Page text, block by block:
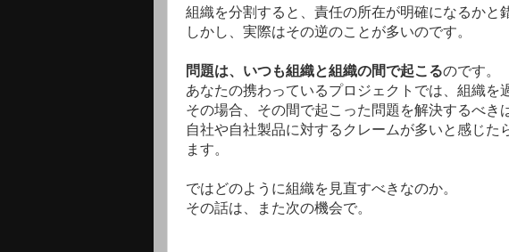
組織を分割すると、責任の所在が明確になるかと
しかし、実際はその逆のことが多いのです。
問題は、いつも組織と組織の間で起こるのです。
あなたの携わっているプロジェクトでは、組織を
その場合、その間で起こった問題を解決するべき
自社や自社製品に対するクレームが多いと感じ
ます。
ではどのように組織を見直すべきなのか。
その話は、また次の機会で。